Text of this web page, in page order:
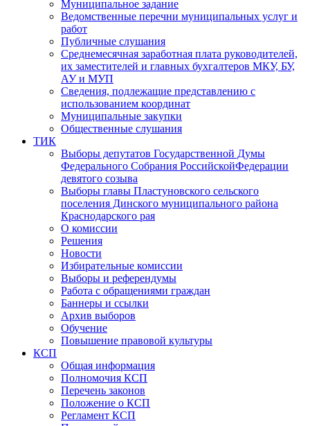
Муниципальное задание
Ведомственные перечни муниципальных услуг и
работ
Публичные слушания
Среднемесячная заработная плата руководителей,
их заместителей и главных бухгалтеров МКУ, БУ,
АУ и МУП
Сведения, подлежащие представлению с
использованием координат
Муниципальные закупки
Общественные слушания
ТИК
Выборы депутатов Государственной Думы
Федерального Собрания РоссийскойФедерации
девятого созыва
Выборы главы Пластуновского сельского
поселения Динского муниципального района
Краснодарского рая
О комиссии
Решения
Новости
Избирательные комиссии
Выборы и референдумы
Работа с обращениями граждан
Баннеры и ссылки
Архив выборов
Обучение
Повышение правовой культуры
КСП
Общая информация
Полномочия КСП
Перечень законов
Положение о КСП
Регламент КСП